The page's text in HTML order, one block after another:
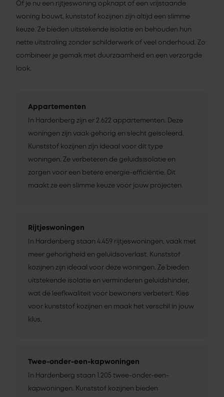
Of je nu een rijtjeswoning opknapt of een vrijstaande
woning bouwt, kunststof kozijnen zijn altijd een slimme
keuze. Ze bieden uitstekende isolatie en behouden hun
nette uitstraling zonder schilderwerk of veel onderhoud. Zo
combineer je gemak met duurzaamheid en een verzorgde
look.
Appartementen
In Hardenberg zijn er 2.622 appartementen. Deze
woningen zijn vaak gehorig en slecht geïsoleerd.
Kunststof kozijnen zijn ideaal voor dit type
woningen. Ze verbeteren de geluidsisolatie en
zorgen voor een betere energie-efficiëntie. Dit
maakt ze een slimme keuze voor jouw projecten.
Rijtjeswoningen
In Hardenberg staan 4.459 rijtjeswoningen, vaak met
meer gehorigheid en geluidsoverlast. Kunststof
kozijnen zijn ideaal voor deze woningen. Ze bieden
uitstekende isolatie en verminderen geluidshinder,
wat de leefkwaliteit voor bewoners verbetert. Kies
voor kunststof kozijnen en maak het verschil in jouw
klus.
Twee-onder-een-kapwoningen
In Hardenberg staan 1.205 twee-onder-een-
kapwoningen. Kunststof kozijnen bieden